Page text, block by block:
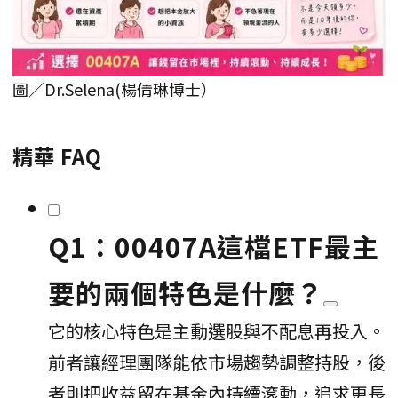
圖／Dr.Selena(楊倩琳博士）
精華 FAQ
Q1：00407A這檔ETF最主
要的兩個特色是什麼？
它的核心特色是主動選股與不配息再投入。
前者讓經理團隊能依市場趨勢調整持股，後
者則把收益留在基金內持續滾動，追求更長